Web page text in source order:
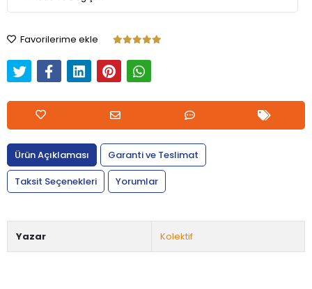
Favorilerime ekle
Ürün Açıklaması
Garanti ve Teslimat
Taksit Seçenekleri
Yorumlar
Yazar Kolektif